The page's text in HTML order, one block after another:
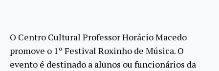
O Centro Cultural Professor Horácio Macedo
promove o 1º Festival Roxinho de Música. O
evento é destinado a alunos ou funcionários da